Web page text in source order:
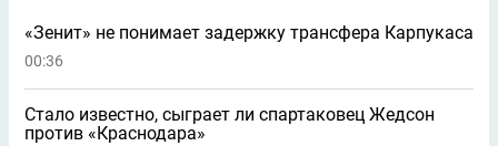
«Зенит» не понимает задержку трансфера Карпукаса
00:36
Стало известно, сыграет ли спартаковец Жедсон
против «Краснодара»